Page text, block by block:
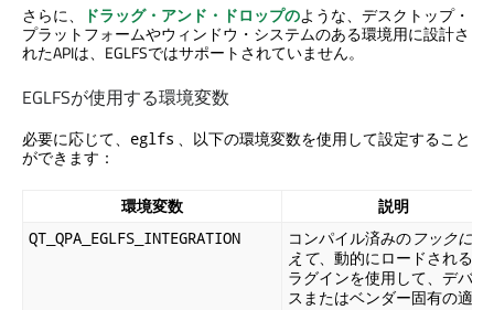
さらに、
ドラッグ・アンド・ドロップのような、デスクトップ・
プラットフォームやウィンドウ・システムのある環境用に設計さ
れたAPIは、EGLFSではサポートされていません。
EGLFSが使用する環境変数
必要に応じて、 eglfs 、以下の環境変数を使用して設定すること
ができます：
環境変数 説明
QT_QPA_EGLFS_INTEGRATION コンパイル済みのフックに加
えて、動的にロードされるプ
ラグインを使用して、デバ イ
スまたはベンダー固有の適応